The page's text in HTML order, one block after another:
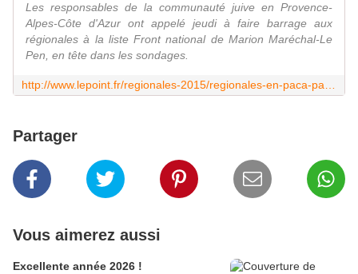
Les responsables de la communauté juive en Provence-
Alpes-Côte d'Azur ont appelé jeudi à faire barrage aux
régionales à la liste Front national de Marion Maréchal-Le
Pen, en tête dans les sondages.
Partager
Vous aimerez aussi
Excellente année 2026 !